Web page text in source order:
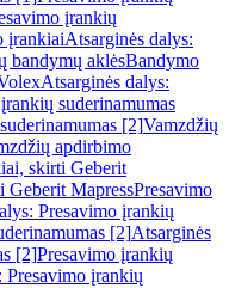
įrankių
įrankiaiAtsarginės dalys:
bandymų aklėsBandymo
Atsarginės dalys:
suderinamumas
[2]Vamzdžių
apdirbimo
skirti Geberit
Geberit MapressPresavimo
Presavimo įrankių
[2]Atsarginės
[2]Presavimo įrankių
Presavimo įrankių